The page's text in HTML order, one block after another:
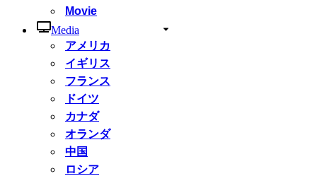
Movie
Media
アメリカ
イギリス
フランス
ドイツ
カナダ
オランダ
中国
ロシア